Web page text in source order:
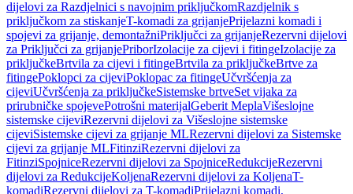
dijelovi za Razdjelnici s navojnim priključkomRazdjelnik s
priključkom za stiskanjeT-komadi za grijanjePrijelazni komadi i
spojevi za grijanje, demontažniPriključci za grijanjeRezervni dijelovi
za Priključci za grijanjePriborIzolacije za cijevi i fitingeIzolacije za
priključkeBrtvila za cijevi i fitingeBrtvila za priključkeBrtve za
fitingePoklopci za cijeviPoklopac za fitingeUčvršćenja za
cijeviUčvršćenja za priključkeSistemske brtveSet vijaka za
prirubničke spojevePotrošni materijalGeberit MeplaVišeslojne
sistemske cijeviRezervni dijelovi za Višeslojne sistemske
cijeviSistemske cijevi za grijanje MLRezervni dijelovi za Sistemske
cijevi za grijanje MLFitinziRezervni dijelovi za
FitinziSpojniceRezervni dijelovi za SpojniceRedukcijeRezervni
dijelovi za RedukcijeKoljenaRezervni dijelovi za KoljenaT-
komadiRezervni dijelovi za T-komadiPrijelazni komadi,